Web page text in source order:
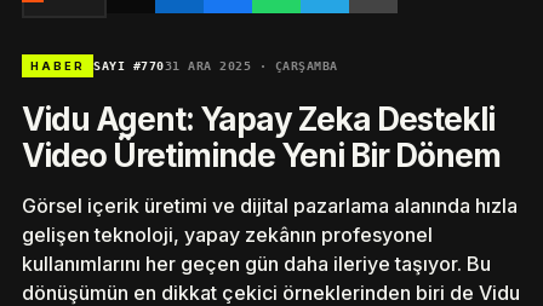
HABER SAYI #77031 ARA 2025 · ÇARŞAMBA
Vidu Agent: Yapay Zeka Destekli
Video Üretiminde Yeni Bir Dönem
Görsel içerik üretimi ve dijital pazarlama alanında hızla
gelişen teknoloji, yapay zekânın profesyonel
kullanımlarını her geçen gün daha ileriye taşıyor. Bu
dönüşümün en dikkat çekici örneklerinden biri de Vidu